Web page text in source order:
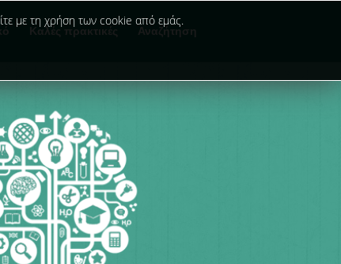
Καλές πρακτικές Αναζήτηση
με τη χρήση των cookie από εμάς.